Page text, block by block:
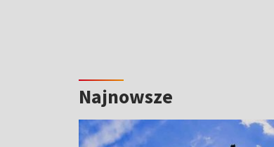
Najnowsze